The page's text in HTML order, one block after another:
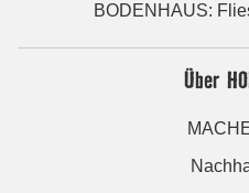
BODENHAUS:
Über